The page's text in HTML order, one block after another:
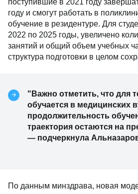
поступившие в 2021 году
году и смогут работать в
обучение в резидентуре. Для
2022 по 2025 годы, увеличено
занятий и общий объем учебных
структура подготовки в целом
"Важно отметить, что для
обучается в медицинских
продолжительность
траектория остаются на
— подчеркнула
По данным минздрава, новая